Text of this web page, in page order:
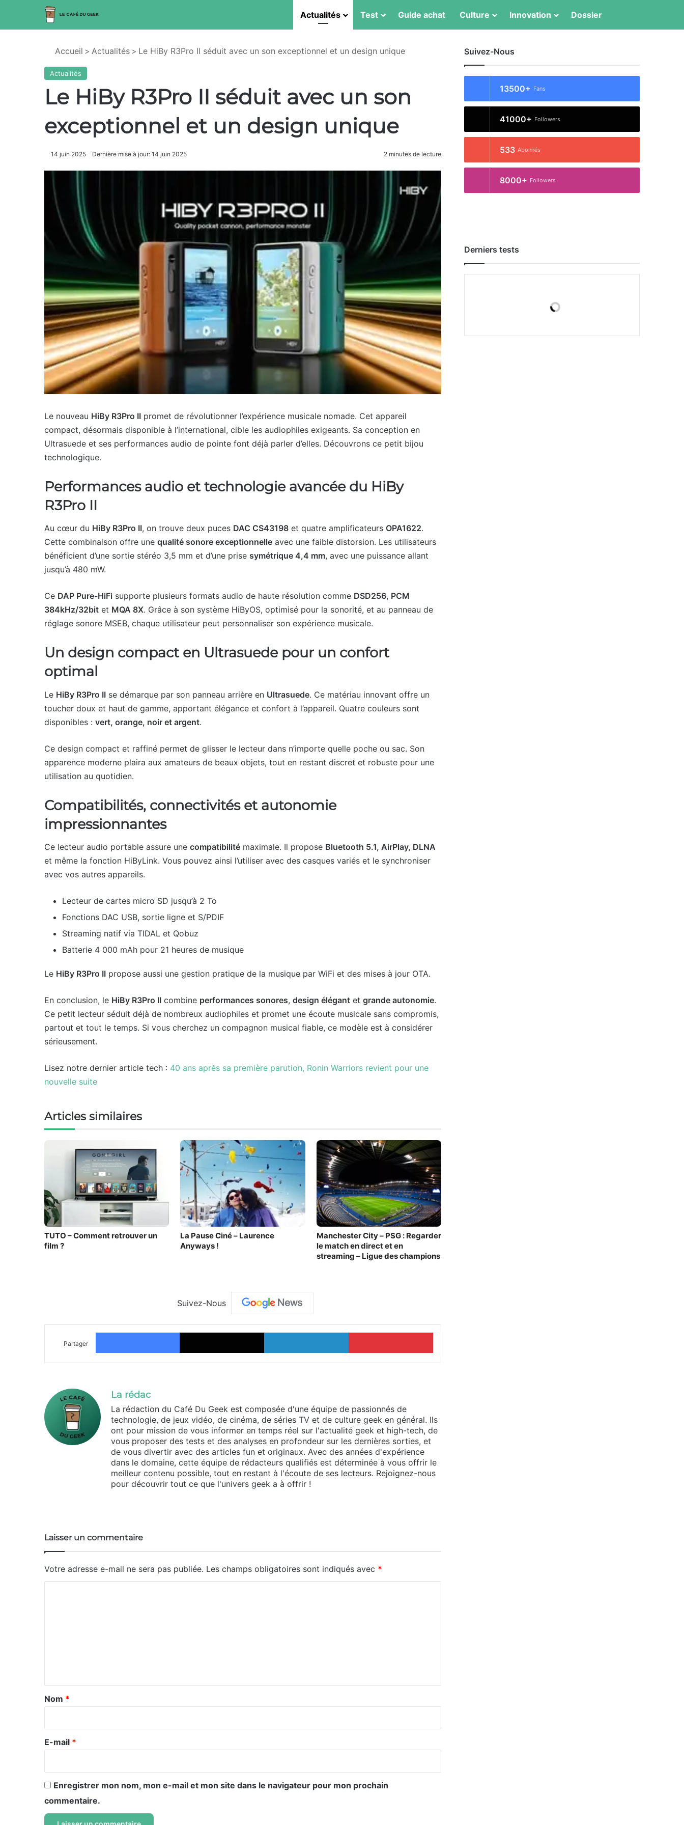
Actualités Test Guide achat Culture Innovation Dossier
Accueil > Actualités > Le HiBy R3Pro II séduit avec un son exceptionnel et un design unique
Actualités
Le HiBy R3Pro II séduit avec un son
exceptionnel et un design unique
14 juin 2025 Dernière mise à jour: 14 juin 2025 2 minutes de lecture
Le nouveau HiBy R3Pro II promet de révolutionner l’expérience musicale nomade. Cet appareil
compact, désormais disponible à l’international, cible les audiophiles exigeants. Sa conception en
Ultrasuede et ses performances audio de pointe font déjà parler d’elles. Découvrons ce petit bijou
technologique.
Performances audio et technologie avancée du HiBy
R3Pro II
Au cœur du HiBy R3Pro II, on trouve deux puces DAC CS43198 et quatre amplificateurs OPA1622.
Cette combinaison offre une qualité sonore exceptionnelle avec une faible distorsion. Les utilisateurs
bénéficient d’une sortie stéréo 3,5 mm et d’une prise symétrique 4,4 mm, avec une puissance allant
jusqu’à 480 mW.
Ce DAP Pure-HiFi supporte plusieurs formats audio de haute résolution comme DSD256, PCM
384kHz/32bit et MQA 8X. Grâce à son système HiByOS, optimisé pour la sonorité, et au panneau de
réglage sonore MSEB, chaque utilisateur peut personnaliser son expérience musicale.
Un design compact en Ultrasuede pour un confort
optimal
Le HiBy R3Pro II se démarque par son panneau arrière en Ultrasuede. Ce matériau innovant offre un
toucher doux et haut de gamme, apportant élégance et confort à l’appareil. Quatre couleurs sont
disponibles : vert, orange, noir et argent.
Ce design compact et raffiné permet de glisser le lecteur dans n’importe quelle poche ou sac. Son
apparence moderne plaira aux amateurs de beaux objets, tout en restant discret et robuste pour une
utilisation au quotidien.
Compatibilités, connectivités et autonomie
impressionnantes
Ce lecteur audio portable assure une compatibilité maximale. Il propose Bluetooth 5.1, AirPlay, DLNA
et même la fonction HiByLink. Vous pouvez ainsi l’utiliser avec des casques variés et le synchroniser
avec vos autres appareils.
Lecteur de cartes micro SD jusqu’à 2 To
Fonctions DAC USB, sortie ligne et S/PDIF
Streaming natif via TIDAL et Qobuz
Batterie 4 000 mAh pour 21 heures de musique
Le HiBy R3Pro II propose aussi une gestion pratique de la musique par WiFi et des mises à jour OTA.
En conclusion, le HiBy R3Pro II combine performances sonores, design élégant et grande autonomie.
Ce petit lecteur séduit déjà de nombreux audiophiles et promet une écoute musicale sans compromis,
partout et tout le temps. Si vous cherchez un compagnon musical fiable, ce modèle est à considérer
sérieusement.
Lisez notre dernier article tech : 40 ans après sa première parution, Ronin Warriors revient pour une
nouvelle suite
Articles similaires
TUTO – Comment retrouver un
film ?
La Pause Ciné – Laurence
Anyways !
Manchester City – PSG : Regarder
le match en direct et en
streaming – Ligue des champions
Suivez-Nous
Partager
Facebook X Linkedin
La rédac
La rédaction du Café Du Geek est composée d'une équipe de passionnés de
technologie, de jeux vidéo, de cinéma, de séries TV et de culture geek en général. Ils
ont pour mission de vous informer en temps réel sur l'actualité geek et high-tech, de
vous proposer des tests et des analyses en profondeur sur les dernières sorties, et
de vous divertir avec des articles fun et originaux. Avec des années d'expérience
dans le domaine, cette équipe de rédacteurs qualifiés est déterminée à vous offrir le
meilleur contenu possible, tout en restant à l'écoute de ses lecteurs. Rejoignez-nous
pour découvrir tout ce que l'univers geek a à offrir !
Laisser un commentaire
Votre adresse e-mail ne sera pas publiée. Les champs obligatoires sont indiqués avec *
a
r
e
Nom *
E-mail *
Enregistrer mon nom, mon e-mail et mon site dans le navigateur pour mon prochain
commentaire.
Suivez-Nous
13500+ Fans
41000+ Followers
533 Abonnés
8000+ Followers
Derniers tests